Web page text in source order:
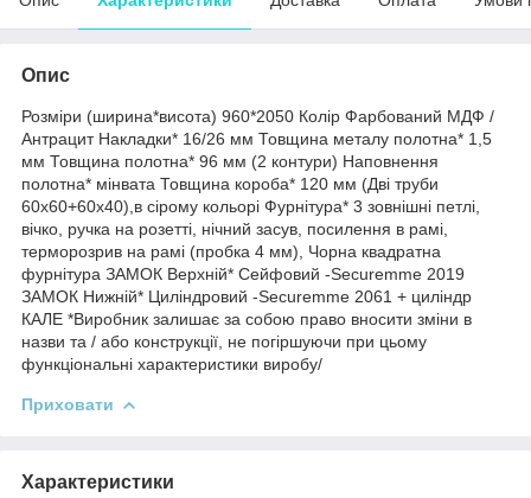
Опис
Розміри (ширина*висота) 960*2050 Колір Фарбований МДФ /
Антрацит Накладки* 16/26 мм Товщина металу полотна* 1,5
мм Товщина полотна* 96 мм (2 контури) Наповнення
полотна* мінвата Товщина короба* 120 мм (Дві труби
60х60+60х40),в сірому кольорі Фурнітура* 3 зовнішні петлі,
вічко, ручка на розетті, нічний засув, посилення в рамі,
терморозрив на рамі (пробка 4 мм), Чорна квадратна
фурнітура ЗАМОК Верхній* Сейфовий -Securemme 2019
ЗАМОК Нижній* Циліндровий -Securemme 2061 + циліндр
КАЛЕ *Виробник залишає за собою право вносити зміни в
назви та / або конструкції, не погіршуючи при цьому
функціональні характеристики виробу/
Приховати
Характеристики